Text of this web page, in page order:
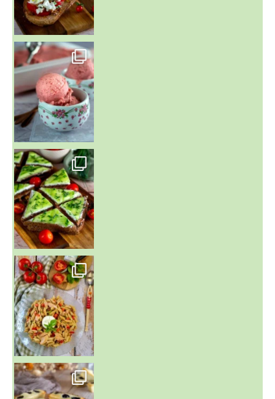
~ NICE CREAM À LA FRAISE ~
Presque un mois que
~ SALADE DE PÂTES AUX DEUX TOMATES THON ET BURRA
~ FINANCIERS MYRTILLES ET CITRON ~
Aujourd'hu